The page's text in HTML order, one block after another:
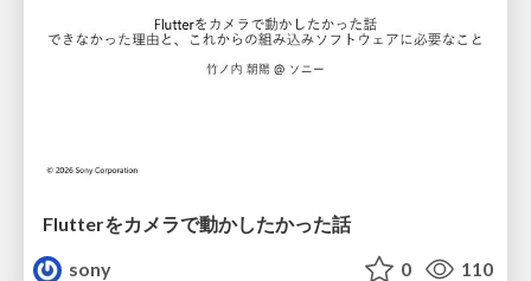
Flutterをカメラで動かしたかった話
sony
0 110